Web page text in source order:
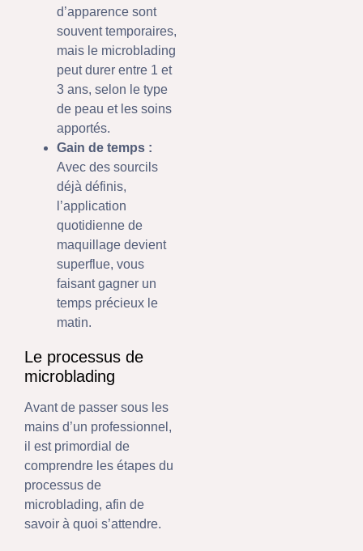
d’apparence sont
souvent temporaires,
mais le microblading
peut durer entre 1 et
3 ans, selon le type
de peau et les soins
apportés.
Gain de temps :
Avec des sourcils
déjà définis,
l’application
quotidienne de
maquillage devient
superflue, vous
faisant gagner un
temps précieux le
matin.
Le processus de
microblading
Avant de passer sous les
mains d’un professionnel,
il est primordial de
comprendre les étapes du
processus de
microblading, afin de
savoir à quoi s’attendre.